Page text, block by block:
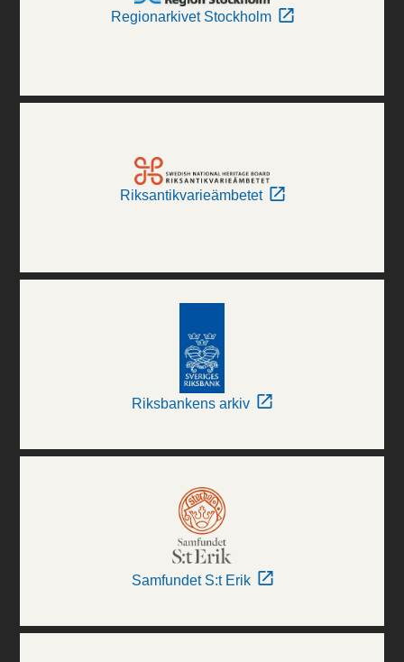
Regionarkivet Stockholm
Riksantikvarieämbetet
Riksbankens arkiv
Samfundet S:t Erik